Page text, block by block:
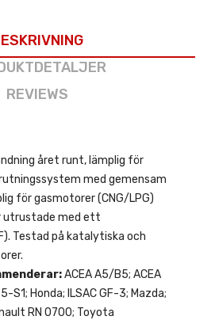
REVIEWS
året runt, lämplig för
med gemensam
för gasmotorer (CNG/LPG)
utrustade med ett
Testad på katalytiska och
ACEA A5/B5; ACEA
S1; Honda; ILSAC GF-3; Mazda;
RN 0700; Toyota